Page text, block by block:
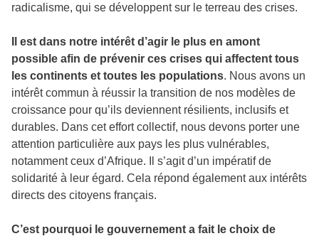
radicalisme, qui se développent sur le terreau des crises.
Il est dans notre intérêt d’agir le plus en amont
possible afin de prévenir ces crises qui affectent tous
les continents et toutes les populations. Nous avons un
intérêt commun à réussir la transition de nos modèles de
croissance pour qu’ils deviennent résilients, inclusifs et
durables. Dans cet effort collectif, nous devons porter une
attention particulière aux pays les plus vulnérables,
notamment ceux d’Afrique. Il s’agit d’un impératif de
solidarité à leur égard. Cela répond également aux intérêts
directs des citoyens français.
C’est pourquoi le gouvernement a fait le choix de